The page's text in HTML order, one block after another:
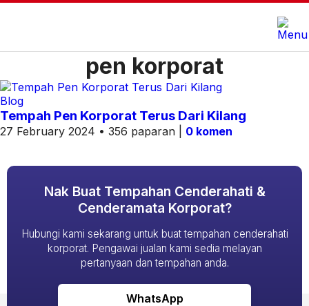
pen korporat
Blog
Tempah Pen Korporat Terus Dari Kilang
27 February 2024 • 356 paparan | 0 komen
Nak Buat Tempahan Cenderahati &
Cenderamata Korporat?
Hubungi kami sekarang untuk buat tempahan cenderahati
korporat. Pengawai jualan kami sedia melayan
pertanyaan dan tempahan anda.
WhatsApp